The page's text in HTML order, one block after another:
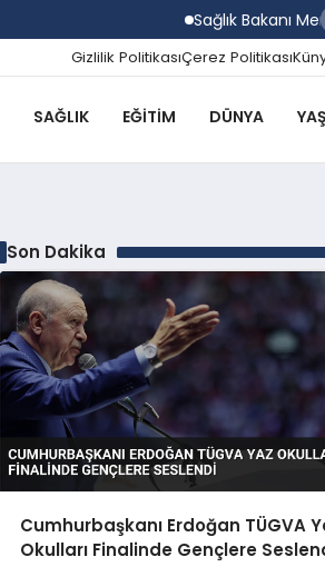
Sağlık Bakanı
Gizlilik PolitikasıÇerez Politikası
SAĞLIK EĞITIM DÜNYA
Son Dakika
Cumhurbaşkanı Erdoğan TÜGVA
Okulları Finalinde Gençlere